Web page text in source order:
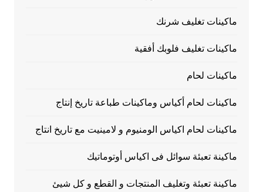
ماكينات تغليف شرنك
ماكينات تغليف فلوبك أفقية
ماكينات لحام
ماكينات لحام أكياس وماكينات طباعة تاريخ إنتاج
ماكينات لحام اكياس الومنيوم و لامينيت مع تاريخ انتاج
ماكينة تعبئة سوائل فى اكياس أوتوماتيك
ماكينة تعبئة وتغليف المنتجات و القطع و كل شيئ